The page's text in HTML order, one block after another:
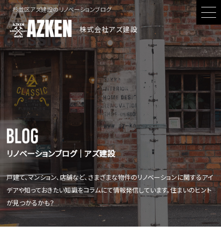
株式会社アズ建設
杉並区アズ建設のリノベーションブログ
リノベーションブログ│アズ建設
戸建て、マンション、店舗など、さまざまな物件のリノベーションに関するアイ
デアや知っておきたい知識をコラムにて情報発信しています。住まいのヒント
が見つかるかも？